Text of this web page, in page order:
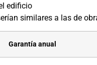
edificio
similares a las de
Garantía anual